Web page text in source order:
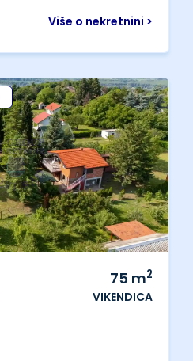
Više o nekretnini >
75 m2
VIKENDICA